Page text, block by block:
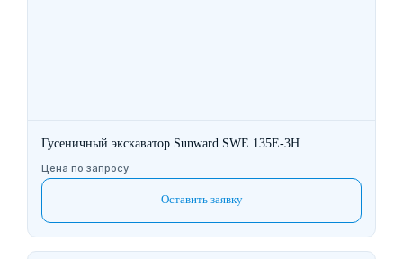
Гусеничный экскаватор Sunward SWE 135E-3H
Цена по запросу
Оставить заявку